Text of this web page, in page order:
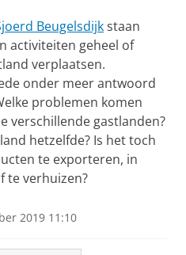
Beugelsdijkstaan
activiteiten geheel of
verplaatsen.
onder meer antwoord
problemen komen
verschillende gastlanden?
hetzelfde? Is het toch
te exporteren, in
te verhuizen?
2019 11:10